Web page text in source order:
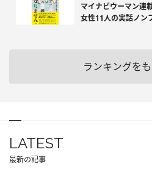
マイナビウーマン連
女性11人の実話ノン
ランキングを
LATEST
最新の記事